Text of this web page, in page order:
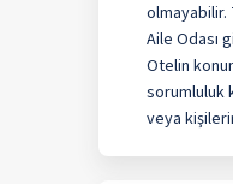
olmayabilir.
Aile Odası
Otelin
sorumluluk
veya